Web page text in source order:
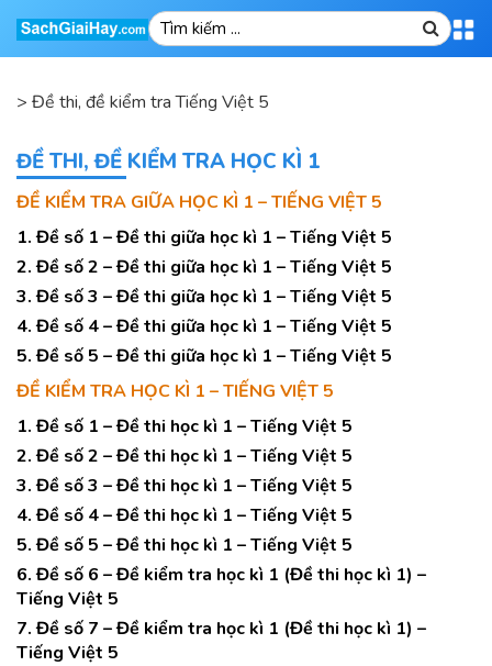
> Đề thi, đề kiểm tra Tiếng Việt 5
ĐỀ THI, ĐỀ KIỂM TRA HỌC KÌ 1
ĐỀ KIỂM TRA GIỮA HỌC KÌ 1 – TIẾNG VIỆT 5
1. Đề số 1 – Đề thi giữa học kì 1 – Tiếng Việt 5
2. Đề số 2 – Đề thi giữa học kì 1 – Tiếng Việt 5
3. Đề số 3 – Đề thi giữa học kì 1 – Tiếng Việt 5
4. Đề số 4 – Đề thi giữa học kì 1 – Tiếng Việt 5
5. Đề số 5 – Đề thi giữa học kì 1 – Tiếng Việt 5
ĐỀ KIỂM TRA HỌC KÌ 1 – TIẾNG VIỆT 5
1. Đề số 1 – Đề thi học kì 1 – Tiếng Việt 5
2. Đề số 2 – Đề thi học kì 1 – Tiếng Việt 5
3. Đề số 3 – Đề thi học kì 1 – Tiếng Việt 5
4. Đề số 4 – Đề thi học kì 1 – Tiếng Việt 5
5. Đề số 5 – Đề thi học kì 1 – Tiếng Việt 5
6. Đề số 6 – Đề kiểm tra học kì 1 (Đề thi học kì 1) –
Tiếng Việt 5
7. Đề số 7 – Đề kiểm tra học kì 1 (Đề thi học kì 1) –
Tiếng Việt 5